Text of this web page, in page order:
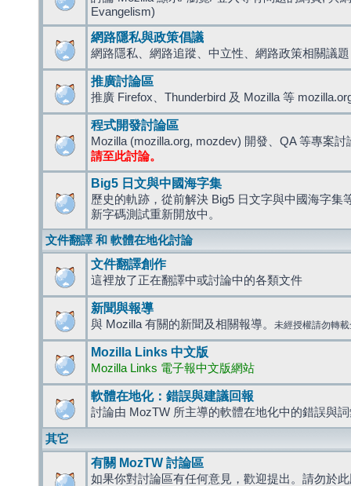
Evangelism)
網路隱私與政策倡議
網路隱私、網路追蹤、中立性、網路政策相關議題
推廣討論區
推廣 Firefox、Thunderbird 及 Mozilla 等
程式開發討論區
Mozilla (mozilla.org, mozdev) 開發、QA 等專案討
請至此討論。
Big5 日文與中國海字集
歷史的軌跡，從前解決 Big5 日文字與中國海字集
新字碼測試重新開放中。
文件翻譯 和 軟體在地化討論
文件翻譯創作
這裡放了正在翻譯中或討論中的各類文件
新聞與報導
與 Mozilla 有關的新聞及相關報導。 未經授權請勿轉
Mozilla Links 中文版
Mozilla Links 電子報中文版網站
軟體在地化：錯誤與建議回報
討論由 MozTW 所主導的軟體在地化中的錯誤與
其它
有關 MozTW 討論區
如果你對討論區有任何意見，歡迎提出。請勿於